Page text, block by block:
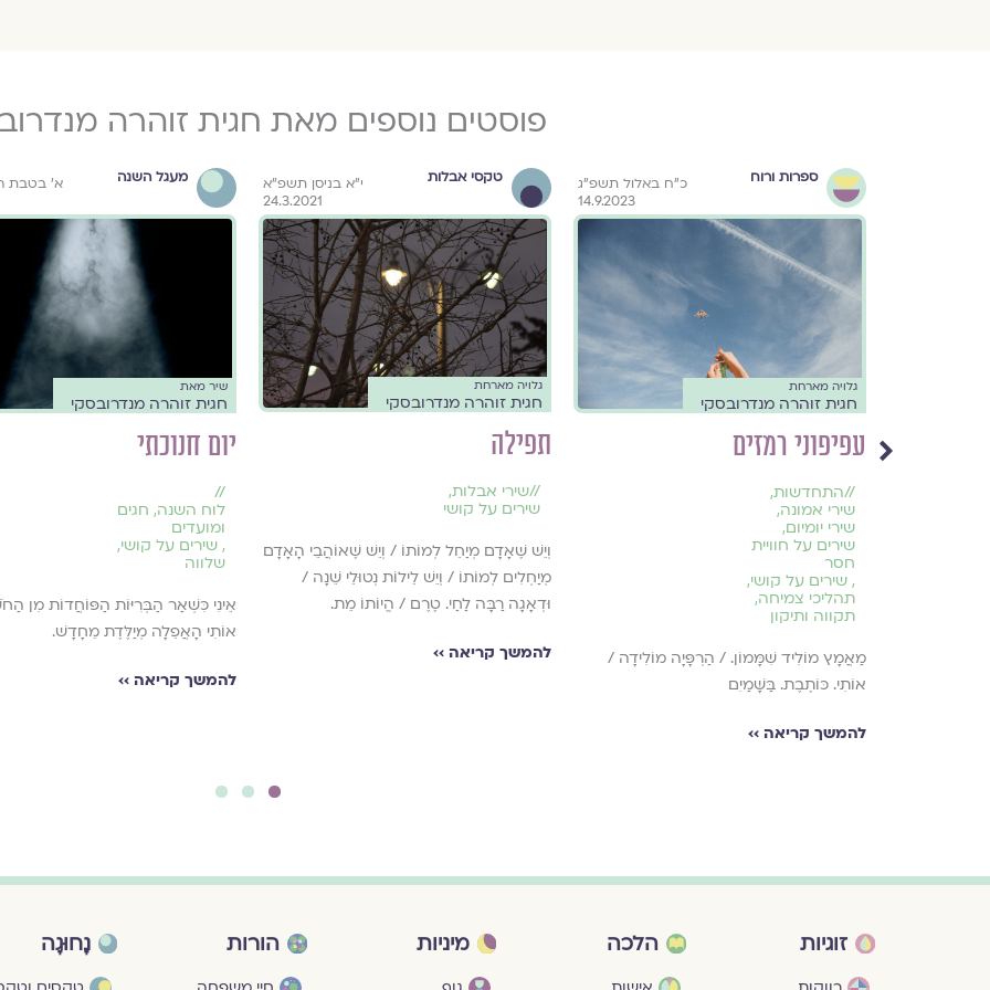
פוסטים נוספים מאת חגית זוהרה
ספרות ורוח
כ״ח באלול תשפ״ג
14.9.2023
גלויה מארחת
חגית זוהרה מנדרובסקי
עפיפוני רמזים
//התחדשות,
שירי אמונה,
שירי יומיום,
שירים על חוויית
חסר
, שירים על קושי,
תהליכי צמיחה,
תקווה ותיקון
מַאֲמָץ מוֹלִיד שִׁמָּמוֹן. / הַרְפָּיָה מוֹלִידָה /
אוֹתִי. כּוֹתֶבֶת. בַּשָּׁמַיִם
להמשך קריאה ››
טקסי אבלות
י"א בניסן תשפ"א
24.3.2021
גלויה מארחת
חגית זוהרה מנדרובסקי
תפילה
//שירי אבלות,
שירים על קושי
וְיֵשׁ שֶׁאָדָם מְיַחֵל לְמוֹתוֹ / וְיֵשׁ שֶׁאוֹהֲבֵי הָאָדָם
מְיַחְלִים לְמוֹתוֹ / וְיֵשׁ לֵילוֹת נְטוּלֵי שֵׁנָה /
וּדְאָגָה רַבָּה לַחַי. טֶרֶם / הֱיוֹתוֹ מֵת.
להמשך קריאה ››
מעגל השנה
א׳ בטבת
שיר מאת
חגית זוהרה מנדרובסקי
יום חנוכתי
//
לוח השנה, חגים
ומועדים
, שירים על קושי,
שלווה
אֵינִי כִּשְׁאַר הַבְּרִיּוֹת הַפּוֹחֲדוֹת מִן
אוֹתִי הָאֲפֵלָה מְיַלֶּדֶת מֵחָדָשׁ.
להמשך קריאה ››
1
זוגיות הלכה מיניות הורות נָחוּגָה